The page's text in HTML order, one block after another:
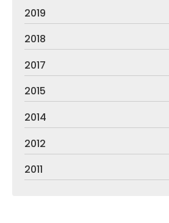
2019
2018
2017
2015
2014
2012
2011